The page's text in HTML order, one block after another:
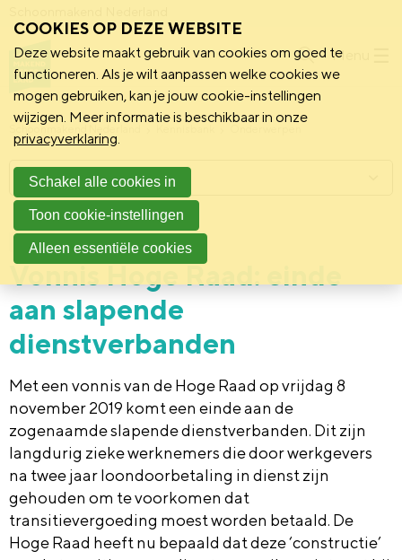
Menu
Schoonmakend Nederland
Nieuws 11 november 2019
Vonnis Hoge Raad: einde
aan slapende
dienstverbanden
Met een vonnis van de Hoge Raad op vrijdag 8
november 2019 komt een einde aan de
zogenaamde slapende dienstverbanden. Dit zijn
langdurig zieke werknemers die door werkgevers
na twee jaar loondoorbetaling in dienst zijn
gehouden om te voorkomen dat
transitievergoeding moest worden betaald. De
Hoge Raad heeft nu bepaald dat deze ‘constructie’
Menu
COOKIES OP DEZE WEBSITE
Deze website maakt gebruik van cookies om goed te
functioneren. Als je wilt aanpassen welke cookies we
mogen gebruiken, kan je jouw cookie-instellingen
wijzigen. Meer informatie is beschikbaar in onze
privacyverklaring.
Schakel alle cookies in
Toon cookie-instellingen
Alleen essentiële cookies